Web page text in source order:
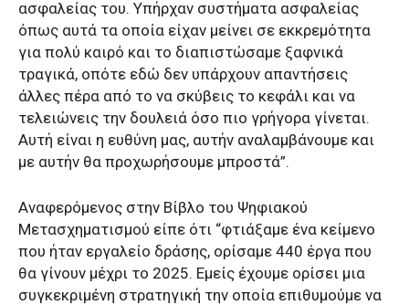
ασφαλείας του. Υπήρχαν συστήματα ασφαλείας
όπως αυτά τα οποία είχαν μείνει σε εκκρεμότητα
για πολύ καιρό και το διαπιστώσαμε ξαφνικά
τραγικά, οπότε εδώ δεν υπάρχουν απαντήσεις
άλλες πέρα από το να σκύβεις το κεφάλι και να
τελειώνεις την δουλειά όσο πιο γρήγορα γίνεται.
Αυτή είναι η ευθύνη μας, αυτήν αναλαμβάνουμε και
με αυτήν θα προχωρήσουμε μπροστά”.
Αναφερόμενος στην Βίβλο του Ψηφιακού
Μετασχηματισμού είπε ότι “φτιάξαμε ένα κείμενο
που ήταν εργαλείο δράσης, ορίσαμε 440 έργα που
θα γίνουν μέχρι το 2025. Εμείς έχουμε ορίσει μια
συγκεκριμένη στρατηγική την οποία επιθυμούμε να